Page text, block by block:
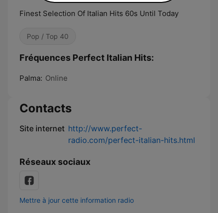
Finest Selection Of Italian Hits 60s Until Today
Pop / Top 40
Fréquences Perfect Italian Hits:
Palma: Online
Contacts
Site internet http://www.perfect-
radio.com/perfect-italian-hits.html
Réseaux sociaux
Mettre à jour cette information radio